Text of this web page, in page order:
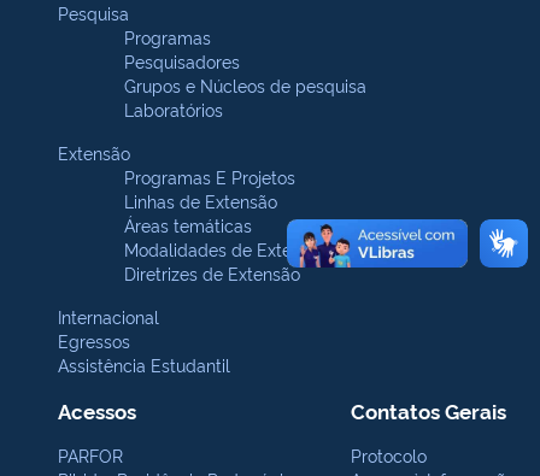
Pesquisa
Programas
Pesquisadores
Grupos e Núcleos de pesquisa
Laboratórios
Extensão
Programas E Projetos
Linhas de Extensão
Áreas temáticas
Modalidades de Extensão
Diretrizes de Extensão
Internacional
Egressos
Assistência Estudantil
Acessos
PARFOR
Contatos Gerais
Protocolo